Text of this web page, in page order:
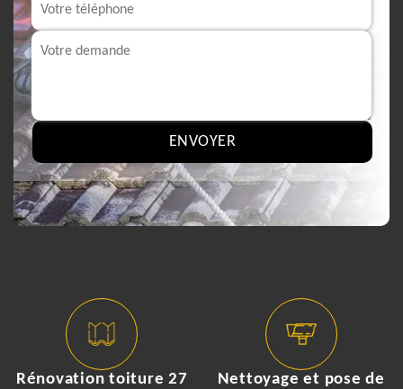
Rénovation toiture 27
Nettoyage et pose de